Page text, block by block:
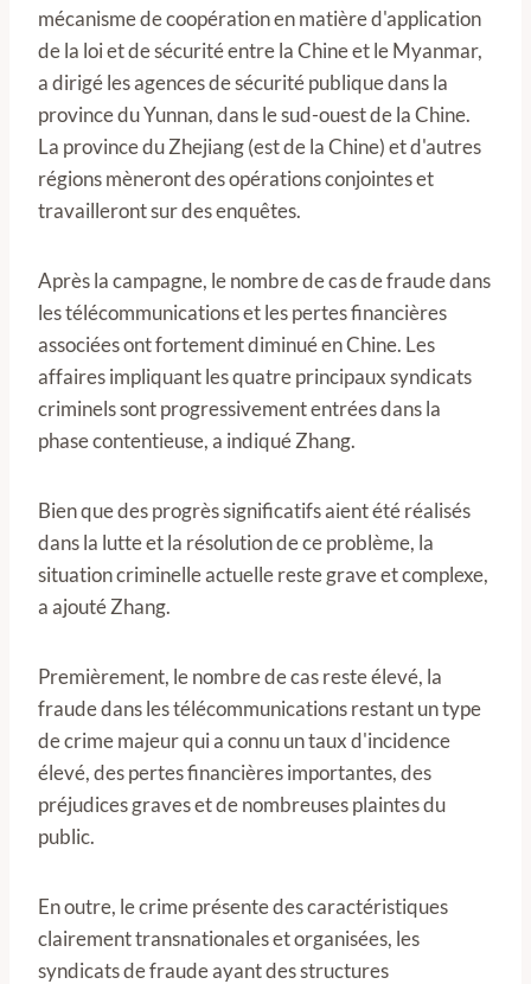
mécanisme de coopération en matière d'application
de la loi et de sécurité entre la Chine et le Myanmar,
a dirigé les agences de sécurité publique dans la
province du Yunnan, dans le sud-ouest de la Chine.
La province du Zhejiang (est de la Chine) et d'autres
régions mèneront des opérations conjointes et
travailleront sur des enquêtes.
Après la campagne, le nombre de cas de fraude dans
les télécommunications et les pertes financières
associées ont fortement diminué en Chine. Les
affaires impliquant les quatre principaux syndicats
criminels sont progressivement entrées dans la
phase contentieuse, a indiqué Zhang.
Bien que des progrès significatifs aient été réalisés
dans la lutte et la résolution de ce problème, la
situation criminelle actuelle reste grave et complexe,
a ajouté Zhang.
Premièrement, le nombre de cas reste élevé, la
fraude dans les télécommunications restant un type
de crime majeur qui a connu un taux d'incidence
élevé, des pertes financières importantes, des
préjudices graves et de nombreuses plaintes du
public.
En outre, le crime présente des caractéristiques
clairement transnationales et organisées, les
syndicats de fraude ayant des structures